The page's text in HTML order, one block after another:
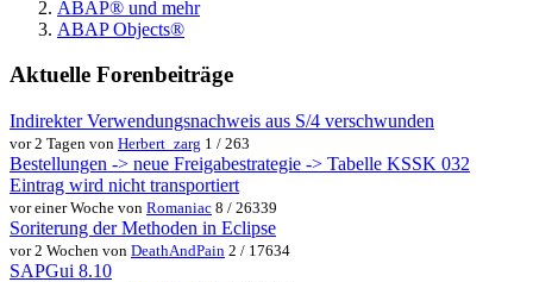
ABAP® und mehr
ABAP Objects®
Aktuelle Forenbeiträge
Indirekter Verwendungsnachweis aus S/4 verschwunden
vor 2 Tagen von Herbert_zarg 1 / 263
Bestellungen -> neue Freigabestrategie -> Tabelle KSSK 032
Eintrag wird nicht transportiert
vor einer Woche von Romaniac 8 / 26339
Soriterung der Methoden in Eclipse
vor 2 Wochen von DeathAndPain 2 / 17634
SAPGui 8.10